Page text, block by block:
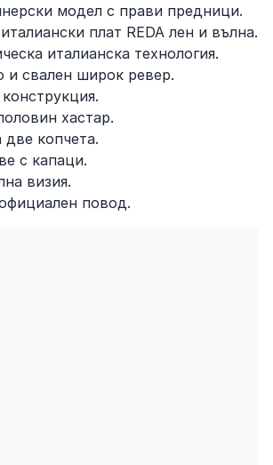
модел с прави предници.
плат REDA лен и вълна.
италианска технология.
свален широк ревер.
хастар.
две копчета.
с капаци.
визия.
повод.